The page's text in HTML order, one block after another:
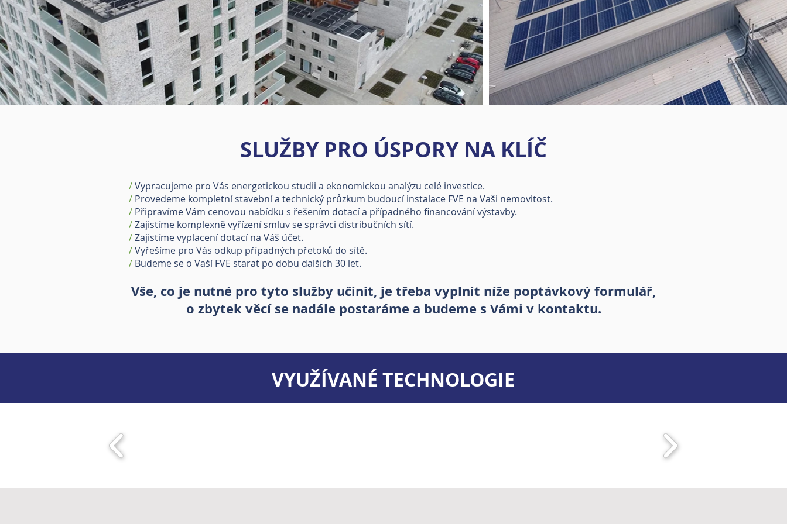
SLUŽBY PRO ÚSPORY NA KLÍČ
/Vypracujeme pro Vás energetickou studii a ekonomickou analýzu celé investice.
/ Provedeme kompletní stavební a technický průzkum budoucí instalace FVE na Vaši nemovitost.
/ Připravíme Vám cenovou nabídku s řešením dotací a případného financování výstavby.
/Zajistíme komplexně vyřízení smluv se správci distribučních sítí.
/Zajistíme vyplacení dotací na Váš účet.
/Vyřešíme pro Vás odkup případných přetoků do sítě.
/ Budeme se o Vaší FVE starat po dobu dalších 30 let.
Vše, co je nutné pro tyto služby učinit, je třeba vyplnit níže poptávkový formulář,
o zbytek věcí se nadále postaráme a budeme s Vámi v kontaktu.
VYUŽÍVANÉ TECHNOLOGIE